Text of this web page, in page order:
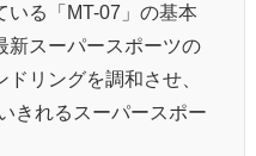
いる「MT-07」の基本
新スーパースポーツの
リングを調和させ、
きれるスーパースポー